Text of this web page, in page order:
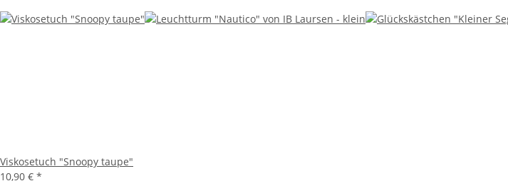
Viskosetuch "Snoopy taupe"
10,90 € *